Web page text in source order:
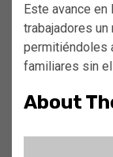
Este avance
trabajadores
permitiéndoles
familiares sin
About